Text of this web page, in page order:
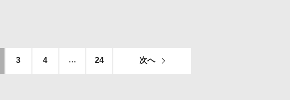
3 4 … 24 次へ